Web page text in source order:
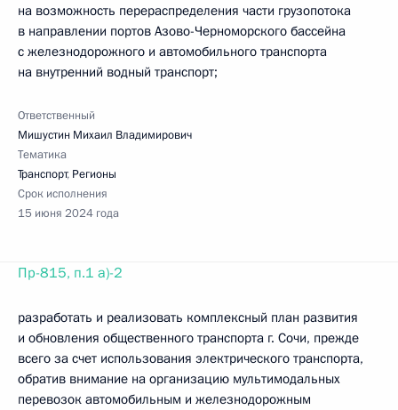
на возможность перераспределения части грузопотока
в направлении портов Азово-Черноморского бассейна
с железнодорожного и автомобильного транспорта
на внутренний водный транспорт;
Ответственный
Мишустин Михаил Владимирович
Тематика
Транспорт, Регионы
Срок исполнения
15 июня 2024 года
Пр-815, п.1 а)-2
разработать и реализовать комплексный план развития
и обновления общественного транспорта г. Сочи, прежде
всего за счет использования электрического транспорта,
обратив внимание на организацию мультимодальных
перевозок автомобильным и железнодорожным